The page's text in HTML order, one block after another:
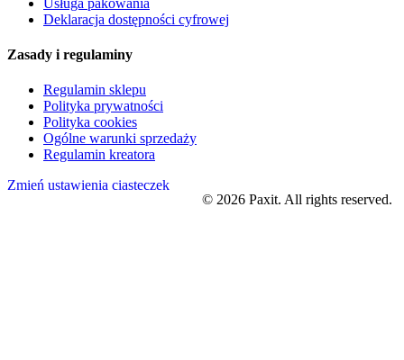
Deklaracja dostępności cyfrowej
Zasady i regulaminy
Regulamin sklepu
Polityka prywatności
Polityka cookies
Ogólne warunki sprzedaży
Regulamin kreatora
Zmień ustawienia ciasteczek
© 2026 Paxit. All rights reserved.